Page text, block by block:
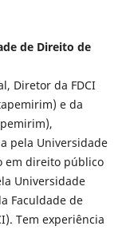
de Direito de
Diretor da FDCI
e da
pela Universidade
em direito público
Universidade
Faculdade de
Tem experiência